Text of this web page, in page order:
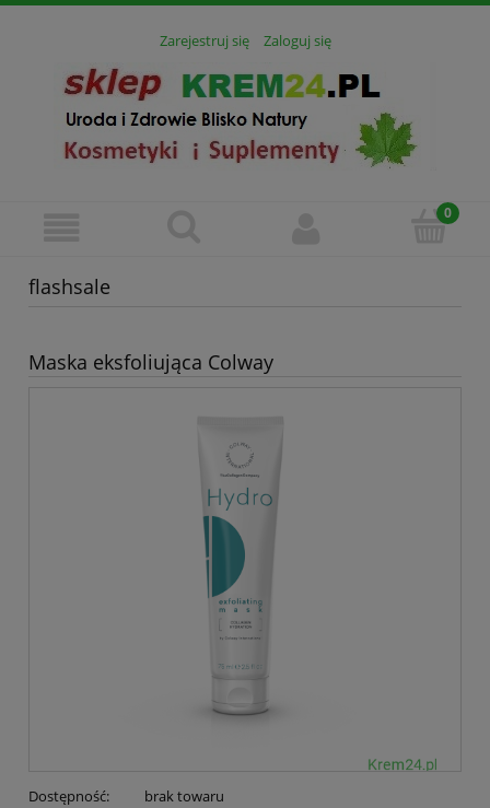
Zarejestruj się Zaloguj się
flashsale
Maska eksfoliująca Colway
Dostępność: brak towaru